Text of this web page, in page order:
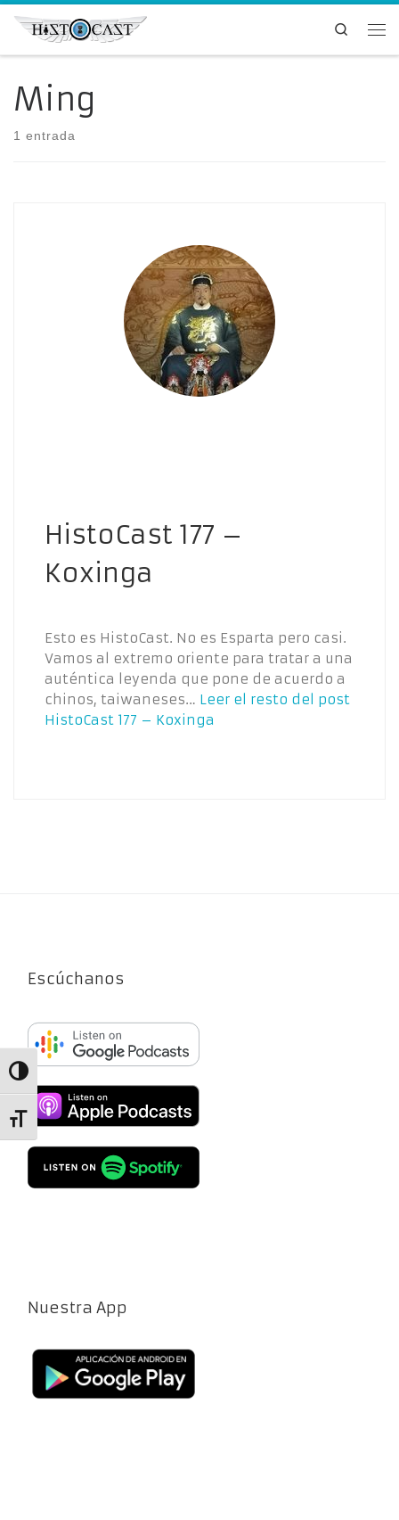
Alternar alto contraste
Alternar tamaño de letra
Saltar al contenido
Search
Ming
1 entrada
HistoCast 177 –
Koxinga
Esto es HistoCast. No es Esparta pero casi.
Vamos al extremo oriente para tratar a una
auténtica leyenda que pone de acuerdo a
chinos, taiwaneses… Leer el resto del post
HistoCast 177 – Koxinga
Escúchanos
Nuestra App